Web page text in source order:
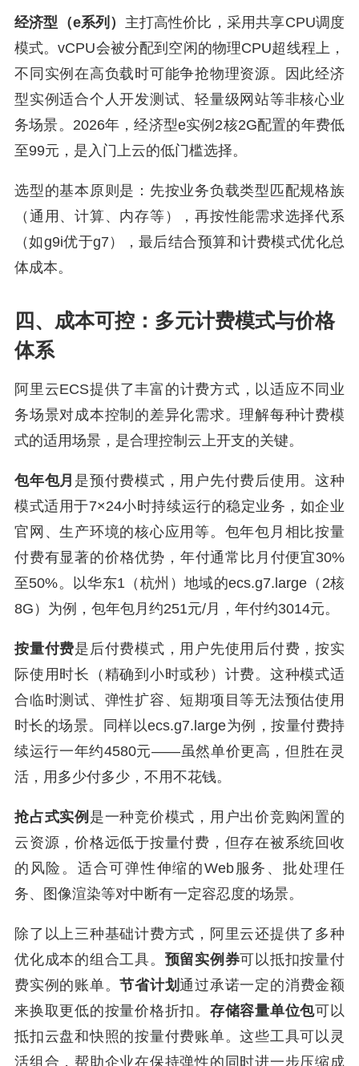
经济型（e系列） 主打高性价比，采用共享CPU调度
模式。vCPU会被分配到空闲的物理CPU超线程上，
不同实例在高负载时可能争抢物理资源。因此经济
型实例适合个人开发测试、轻量级网站等非核心业
务场景。2026年，经济型e实例2核2G配置的年费低
至99元，是入门上云的低门槛选择。
选型的基本原则是：先按业务负载类型匹配规格族
（通用、计算、内存等），再按性能需求选择代系
（如g9i优于g7），最后结合预算和计费模式优化总
体成本。
四、成本可控：多元计费模式与价格
体系
阿里云ECS提供了丰富的计费方式，以适应不同业
务场景对成本控制的差异化需求。理解每种计费模
式的适用场景，是合理控制云上开支的关键。
包年包月 是预付费模式，用户先付费后使用。这种
模式适用于7×24小时持续运行的稳定业务，如企业
官网、生产环境的核心应用等。包年包月相比按量
付费有显著的价格优势，年付通常比月付便宜30%
至50%。以华东1（杭州）地域的ecs.g7.large（2核
8G）为例，包年包月约251元/月，年付约3014元。
按量付费是后付费模式，用户先使用后付费，按实
际使用时长（精确到小时或秒）计费。这种模式适
合临时测试、弹性扩容、短期项目等无法预估使用
时长的场景。同样以ecs.g7.large为例，按量付费持
续运行一年约4580元——虽然单价更高，但胜在灵
活，用多少付多少，不用不花钱。
抢占式实例 是一种竞价模式，用户出价竞购闲置的
云资源，价格远低于按量付费，但存在被系统回收
的风险。适合可弹性伸缩的Web服务、批处理任
务、图像渲染等对中断有一定容忍度的场景。
除了以上三种基础计费方式，阿里云还提供了多种
优化成本的组合工具。 预留实例券可以抵扣按量付
费实例的账单。节省计划通过承诺一定的消费金额
来换取更低的按量价格折扣。 存储容量单位包可以
抵扣云盘和快照的按量付费账单。这些工具可以灵
活组合，帮助企业在保持弹性的同时进一步压缩成